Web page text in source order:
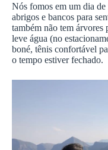
Nós fomos em um dia
abrigos e bancos para
também não tem árvores
leve água (no
boné, tênis confortável
o tempo estiver fechado.